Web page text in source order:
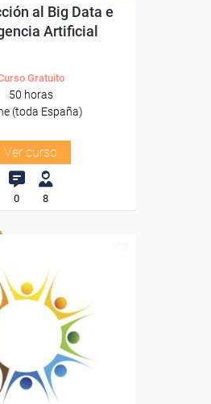
al Big Data e
Artificial
Gratuito
50 horas
(toda España)
Ver curso
0 8
100%
y autónomos.
Sector
-Educación.